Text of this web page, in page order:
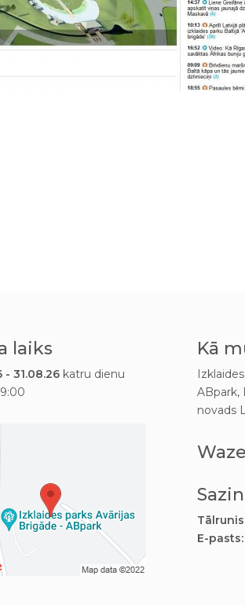
laiks
- 31.08.26 katru dienu
Kā
ABpark,
novads
Waze
E-pasts: